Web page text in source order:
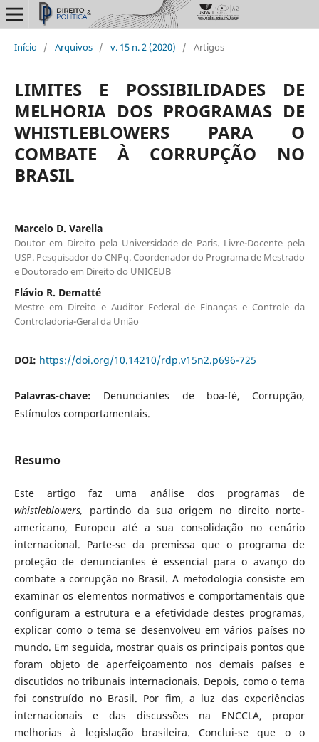
Início / Arquivos / v. 15 n. 2 (2020) / Artigos
LIMITES E POSSIBILIDADES DE
MELHORIA DOS PROGRAMAS DE
WHISTLEBLOWERS PARA O
COMBATE À CORRUPÇÃO NO
BRASIL
Marcelo D. Varella
Doutor em Direito pela Universidade de Paris. Livre-Docente pela
USP. Pesquisador do CNPq. Coordenador do Programa de Mestrado
e Doutorado em Direito do UNICEUB
Flávio R. Dematté
Mestre em Direito e Auditor Federal de Finanças e Controle da
Controladoria-Geral da União
DOI: https://doi.org/10.14210/rdp.v15n2.p696-725
Palavras-chave: Denunciantes de boa-fé, Corrupção,
Estímulos comportamentais.
Resumo
Este artigo faz uma análise dos programas de
whistleblowers, partindo da sua origem no direito norte-
americano, Europeu até a sua consolidação no cenário
internacional. Parte-se da premissa que o programa de
proteção de denunciantes é essencial para o avanço do
combate a corrupção no Brasil. A metodologia consiste em
examinar os elementos normativos e comportamentais que
configuram a estrutura e a efetividade destes programas,
explicar como o tema se desenvolveu em vários países no
mundo. Em seguida, mostrar quais os principais pontos que
foram objeto de aperfeiçoamento nos demais países e
discutidos no tribunais internacionais. Depois, como o tema
foi construído no Brasil. Por fim, a luz das experiências
internacionais e das discussões na ENCCLA, propor
melhorias à legislação brasileira. Conclui-se que o o